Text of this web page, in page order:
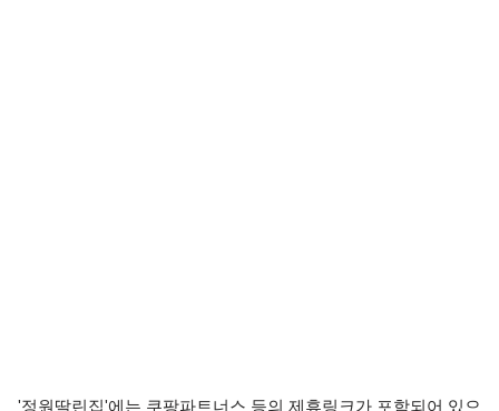
'정원딸린집'에는 쿠팡파트너스 등의 제휴링크가 포함되어 있으